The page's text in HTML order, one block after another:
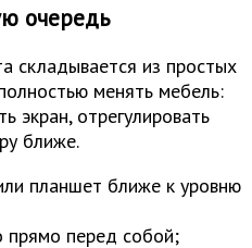
очередь
складывается из простых
менять мебель:
экран, отрегулировать
ближе.
планшет ближе к уровню
прямо перед собой;